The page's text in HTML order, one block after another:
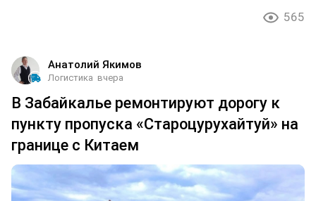
565
Анатолий Якимов
Логистика вчера
В Забайкалье ремонтируют дорогу к
пункту пропуска «Староцурухайтуй» на
границе с Китаем